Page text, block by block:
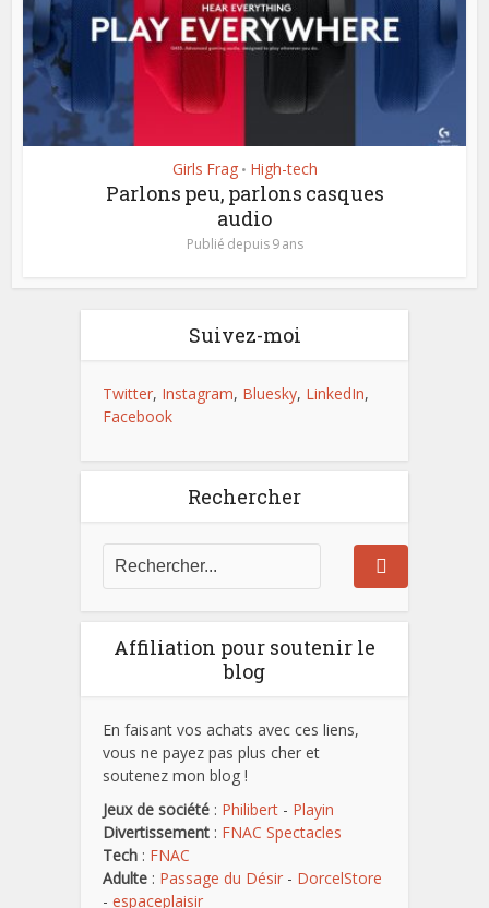
Girls Frag • High-tech
Parlons peu, parlons casques
audio
Publié depuis 9 ans
Suivez-moi
Twitter, Instagram, Bluesky, LinkedIn,
Facebook
Rechercher
Affiliation pour soutenir le
blog
En faisant vos achats avec ces liens,
vous ne payez pas plus cher et
soutenez mon blog !
Jeux de société : Philibert - Playin
Divertissement : FNAC Spectacles
Tech : FNAC
Adulte : Passage du Désir - DorcelStore
- espaceplaisir